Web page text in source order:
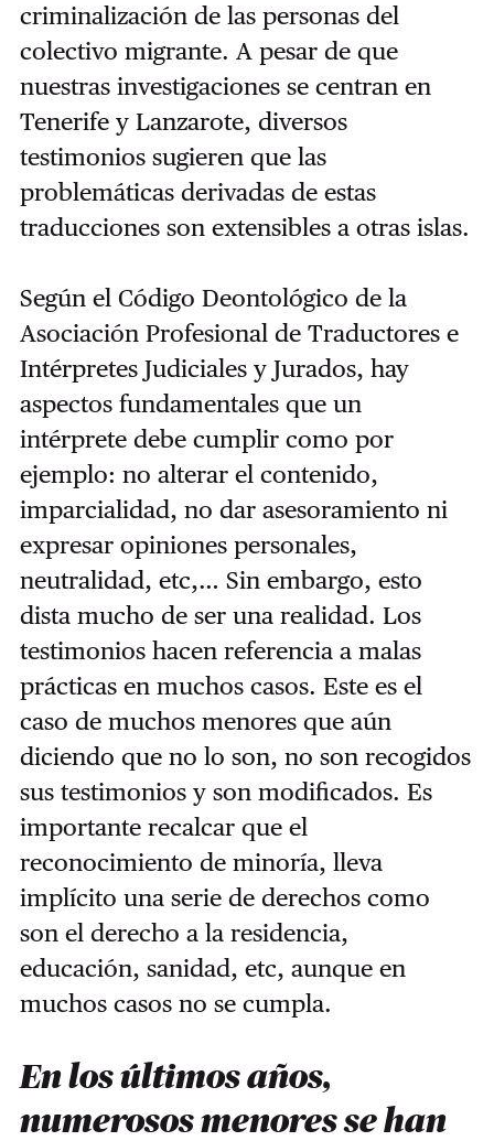
criminalización de las personas del
colectivo migrante. A pesar de que
nuestras investigaciones se centran en
Tenerife y Lanzarote, diversos
testimonios sugieren que las
problemáticas derivadas de estas
traducciones son extensibles a otras islas.
Según el Código Deontológico de la
Asociación Profesional de Traductores e
Intérpretes Judiciales y Jurados, hay
aspectos fundamentales que un
intérprete debe cumplir como por
ejemplo: no alterar el contenido,
imparcialidad, no dar asesoramiento ni
expresar opiniones personales,
neutralidad, etc,… Sin embargo, esto
dista mucho de ser una realidad. Los
testimonios hacen referencia a malas
prácticas en muchos casos. Este es el
caso de muchos menores que aún
diciendo que no lo son, no son recogidos
sus testimonios y son modificados. Es
importante recalcar que el
reconocimiento de minoría, lleva
implícito una serie de derechos como
son el derecho a la residencia,
educación, sanidad, etc, aunque en
muchos casos no se cumpla.
En los últimos años,
numerosos menores se han